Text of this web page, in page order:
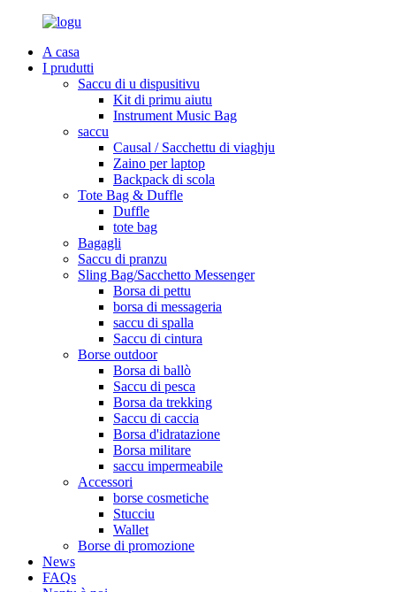
A casa
I prudutti
Saccu di u dispusitivu
Kit di primu aiutu
Instrument Music Bag
saccu
Causal / Sacchettu di viaghju
Zaino per laptop
Backpack di scola
Tote Bag & Duffle
Duffle
tote bag
Bagagli
Saccu di pranzu
Sling Bag/Sacchetto Messenger
Borsa di pettu
borsa di messageria
saccu di spalla
Saccu di cintura
Borse outdoor
Borsa di ballò
Saccu di pesca
Borsa da trekking
Saccu di caccia
Borsa d'idratazione
Borsa militare
saccu impermeabile
Accessori
borse cosmetiche
Stucciu
Wallet
Borse di promozione
News
FAQs